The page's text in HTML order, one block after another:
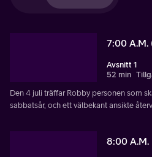
7:00 A.M.
Avsnitt 1
52 min
Den 4 juli träffar Robby personen som
sabbatsår, och ett välbekant ansikte
8:00 A.M.